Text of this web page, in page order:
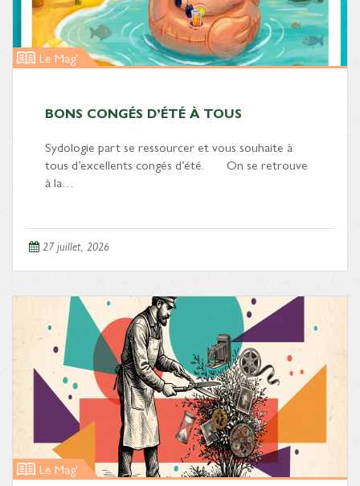
Le Mag'
BONS CONGÉS D’ÉTÉ À TOUS
Sydologie part se ressourcer et vous souhaite à
tous d’excellents congés d’été. On se retrouve
à la…
27 juillet, 2026
Le Mag'